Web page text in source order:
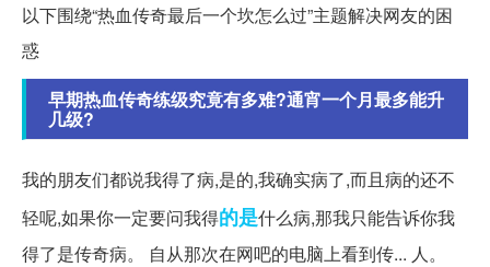
以下围绕“热血传奇最后一个坎怎么过”主题解决网友的困
惑
早期热血传奇练级究竟有多难?通宵一个月最多能升
几级?
我的朋友们都说我得了病,是的,我确实病了,而且病的还不
轻呢,如果你一定要问我得的是什么病,那我只能告诉你我
得了是传奇病。 自从那次在网吧的电脑上看到传... 人。